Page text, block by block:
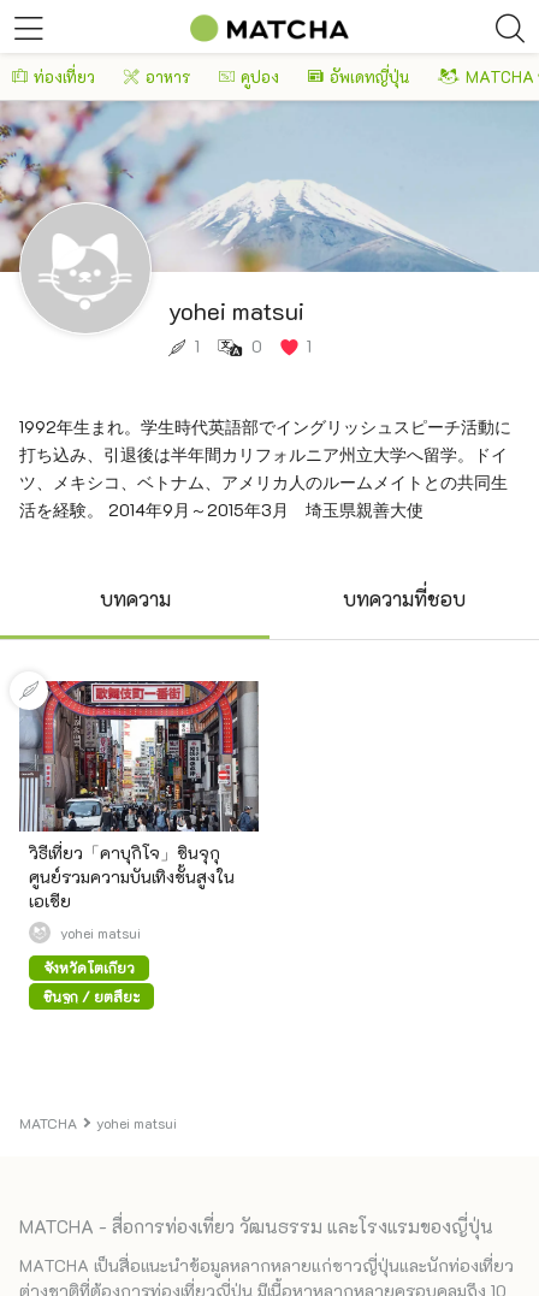
ท่องเที่ยว อาหาร คูปอง อัพเดทญี่ปุ่น
MATCHA yohei matsui
yohei matsui
1 0 1
1992年生まれ。学生時代英語部でイングリッシュスピーチ活動に
打ち込み、引退後は半年間カリフォルニア州立大学へ留学。ドイ
ツ、メキシコ、ベトナム、アメリカ人のルームメイトとの共同生
活を経験。 2014年9月～2015年3月 埼玉県親善大使
บทความ บทความที่ชอบ
วิธีเที่ยว「คาบุกิโจ」ชินจุกุ
ศูนย์รวมความบันเทิงชั้นสูงใน
เอเชีย
yohei matsui
จังหวัดโตเกียว
ชินจูกุ / ยตสึยะ
MATCHA - สื่อการท่องเที่ยว วัฒนธรรม และโรงแรมของญี่ปุ่น
MATCHA เป็นสื่อแนะนำข้อมูลหลากหลายแก่ชาวญี่ปุ่นและนักท่องเที่ยว
ต่างชาติที่ต้องการท่องเที่ยวญี่ปุ่น มีเนื้อหาหลากหลายครอบคลุมถึง 10